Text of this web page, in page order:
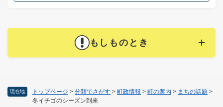
現在地 トップページ > 分類でさがす > 町政情報 > 町の案内 > まちの話題 >
冬イチゴのシーズン到来
もしものとき